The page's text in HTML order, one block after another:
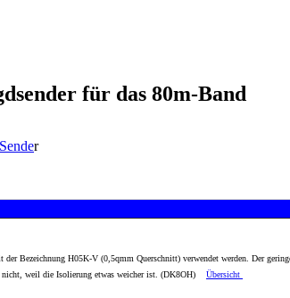
für das 80m-Band
r
Bezeichnung H05K-V (0,5qmm Querschnitt) verwendet werden. Der
nicht, weil die Isolierung etwas weicher ist. (DK8OH) Übersicht